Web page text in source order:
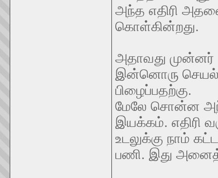
அந்த எதிரி
கொள்கின்றது.
அதாவது முன்னர்
இன்னொரு
பிழைப்பதற்கு.
மேலே சொன்ன
இயக்கம். எதிரி
உடலுக்கு நாம்
பணி. இது